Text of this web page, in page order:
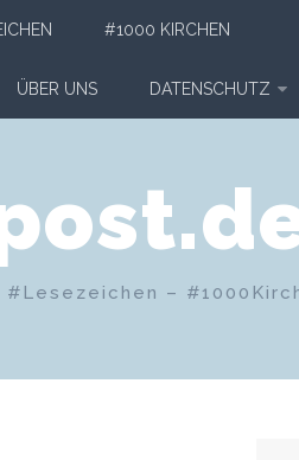
#1000 KIRCHEN
ÜBER UNS DATENSCHUTZ
–